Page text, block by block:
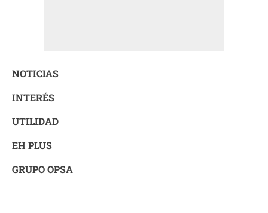
NOTICIAS
INTERÉS
UTILIDAD
EH PLUS
GRUPO OPSA